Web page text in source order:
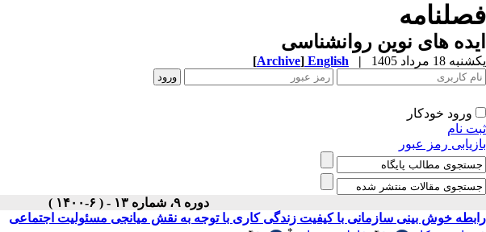
فصلنامه
ایده های نوین روانشناسی
یکشنبه 18 مرداد 1405 |
English
[Archive]
ورود خودکار
ثبت نام
بازیابی رمز عبور
دوره ۹، شماره ۱۳ - ( ۶-۱۴۰۰ )
رابطه خوش بینی سازمانی با کیفیت زندگی کاری با توجه به نقش میانجی مسئولیت اجتماعی